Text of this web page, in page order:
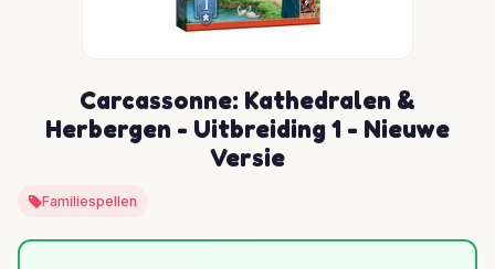
Carcassonne: Kathedralen &
Herbergen - Uitbreiding 1 - Nieuwe
Versie
Familiespellen